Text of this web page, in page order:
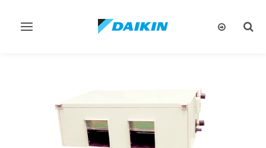
تبديل
تبديل